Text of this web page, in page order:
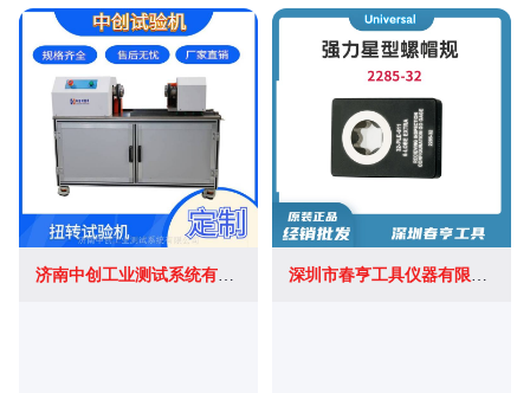
济南中创工业测试系统有限公司 深圳市春亨工具仪器有限公司